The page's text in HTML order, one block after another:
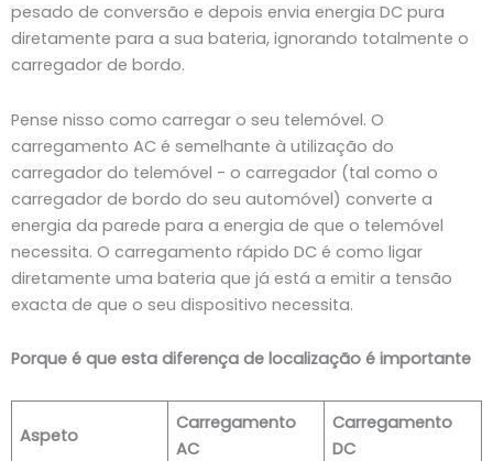
pesado de conversão e depois envia energia DC pura
diretamente para a sua bateria, ignorando totalmente o
carregador de bordo.
Pense nisso como carregar o seu telemóvel. O
carregamento AC é semelhante à utilização do
carregador do telemóvel - o carregador (tal como o
carregador de bordo do seu automóvel) converte a
energia da parede para a energia de que o telemóvel
necessita. O carregamento rápido DC é como ligar
diretamente uma bateria que já está a emitir a tensão
exacta de que o seu dispositivo necessita.
Porque é que esta diferença de localização é importante
Aspeto
Carregamento
AC
Carregamento
DC